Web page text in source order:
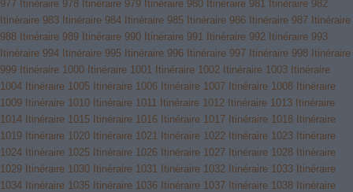
977 Itinéraire 978 Itinéraire 979 Itinéraire 980 Itinéraire 981 Itinéraire 982
Itinéraire 983 Itinéraire 984 Itinéraire 985 Itinéraire 986 Itinéraire 987 Itinéraire
988 Itinéraire 989 Itinéraire 990 Itinéraire 991 Itinéraire 992 Itinéraire 993
Itinéraire 994 Itinéraire 995 Itinéraire 996 Itinéraire 997 Itinéraire 998 Itinéraire
999 Itinéraire 1000 Itinéraire 1001 Itinéraire 1002 Itinéraire 1003 Itinéraire
1004 Itinéraire 1005 Itinéraire 1006 Itinéraire 1007 Itinéraire 1008 Itinéraire
1009 Itinéraire 1010 Itinéraire 1011 Itinéraire 1012 Itinéraire 1013 Itinéraire
1014 Itinéraire 1015 Itinéraire 1016 Itinéraire 1017 Itinéraire 1018 Itinéraire
1019 Itinéraire 1020 Itinéraire 1021 Itinéraire 1022 Itinéraire 1023 Itinéraire
1024 Itinéraire 1025 Itinéraire 1026 Itinéraire 1027 Itinéraire 1028 Itinéraire
1029 Itinéraire 1030 Itinéraire 1031 Itinéraire 1032 Itinéraire 1033 Itinéraire
1034 Itinéraire 1035 Itinéraire 1036 Itinéraire 1037 Itinéraire 1038 Itinéraire